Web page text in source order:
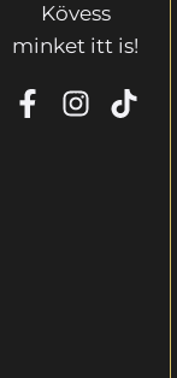
Kövess
minket itt is!